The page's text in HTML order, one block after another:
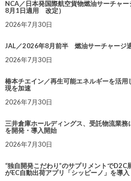
NCA／日本発国際航空貨物燃油サーチャ
8月1日適用 改定）
2026年7月30日
JAL／2026年8月前半 燃油サーチャージ
2026年7月30日
椿本チエイン／再生可能エネルギーを活
現を加速
2026年7月30日
三井倉庫ホールディングス、受託物流業務
を開発・導入開始
2026年7月30日
“独自開発こだわり”のサプリメントでD2C
がEC自動出荷アプリ「シッピーノ」を導入